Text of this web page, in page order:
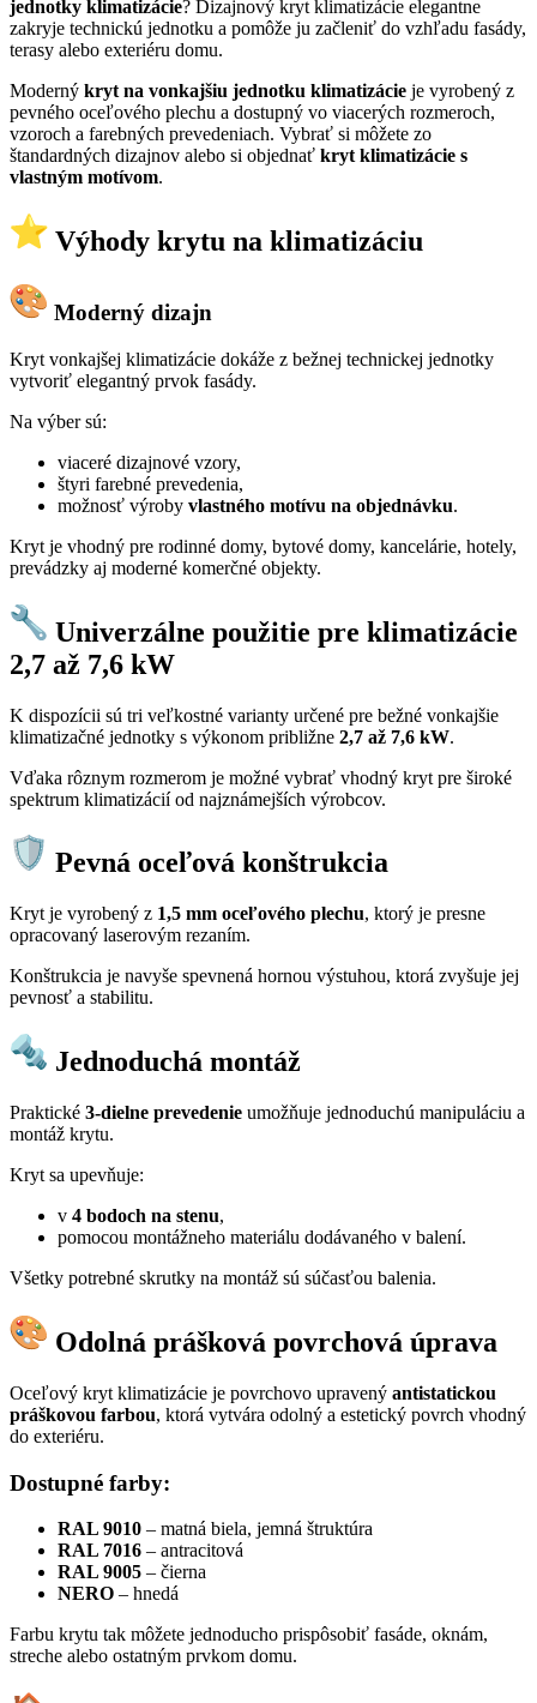
jednotky klimatizácie? Dizajnový kryt klimatizácie elegantne
zakryje technickú jednotku a pomôže ju začleniť do vzhľadu fasády,
terasy alebo exteriéru domu.
Moderný kryt na vonkajšiu jednotku klimatizácie je vyrobený z
pevného oceľového plechu a dostupný vo viacerých rozmeroch,
vzoroch a farebných prevedeniach. Vybrať si môžete zo
štandardných dizajnov alebo si objednať kryt klimatizácie s
vlastným motívom.
Výhody krytu na klimatizáciu
Moderný dizajn
Kryt vonkajšej klimatizácie dokáže z bežnej technickej jednotky
vytvoriť elegantný prvok fasády.
Na výber sú:
viaceré dizajnové vzory,
štyri farebné prevedenia,
možnosť výroby vlastného motívu na objednávku.
Kryt je vhodný pre rodinné domy, bytové domy, kancelárie, hotely,
prevádzky aj moderné komerčné objekty.
Univerzálne použitie pre klimatizácie
2,7 až 7,6 kW
K dispozícii sú tri veľkostné varianty určené pre bežné vonkajšie
klimatizačné jednotky s výkonom približne 2,7 až 7,6 kW.
Vďaka rôznym rozmerom je možné vybrať vhodný kryt pre široké
spektrum klimatizácií od najznámejších výrobcov.
Pevná oceľová konštrukcia
Kryt je vyrobený z 1,5 mm oceľového plechu, ktorý je presne
opracovaný laserovým rezaním.
Konštrukcia je navyše spevnená hornou výstuhou, ktorá zvyšuje jej
pevnosť a stabilitu.
Jednoduchá montáž
Praktické 3-dielne prevedenie umožňuje jednoduchú manipuláciu a
montáž krytu.
Kryt sa upevňuje:
v 4 bodoch na stenu,
pomocou montážneho materiálu dodávaného v balení.
Všetky potrebné skrutky na montáž sú súčasťou balenia.
Odolná prášková povrchová úprava
Oceľový kryt klimatizácie je povrchovo upravený antistatickou
práškovou farbou, ktorá vytvára odolný a estetický povrch vhodný
do exteriéru.
Dostupné farby:
RAL 9010 – matná biela, jemná štruktúra
RAL 7016 – antracitová
RAL 9005 – čierna
NERO – hnedá
Farbu krytu tak môžete jednoducho prispôsobiť fasáde, oknám,
streche alebo ostatným prvkom domu.